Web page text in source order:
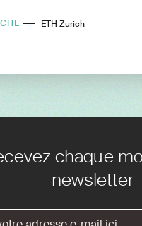
ETH Zurich
chaque
newsletter